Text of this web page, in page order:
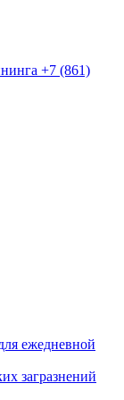
ежедневной
загразнений